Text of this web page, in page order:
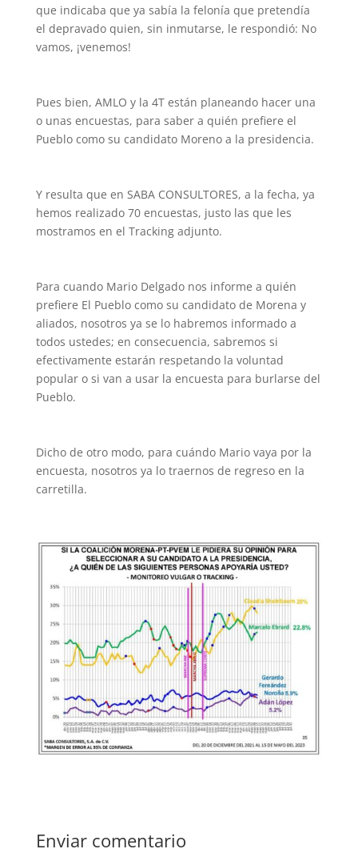
que indicaba que ya sabía la felonía que pretendía
el depravado quien, sin inmutarse, le respondió: No
vamos, ¡venemos!
Pues bien, AMLO y la 4T están planeando hacer una
o unas encuestas, para saber a quién prefiere el
Pueblo como su candidato Moreno a la presidencia.
Y resulta que en SABA CONSULTORES, a la fecha, ya
hemos realizado 70 encuestas, justo las que les
mostramos en el Tracking adjunto.
Para cuando Mario Delgado nos informe a quién
prefiere El Pueblo como su candidato de Morena y
aliados, nosotros ya se lo habremos informado a
todos ustedes; en consecuencia, sabremos si
efectivamente estarán respetando la voluntad
popular o si van a usar la encuesta para burlarse del
Pueblo.
Dicho de otro modo, para cuándo Mario vaya por la
encuesta, nosotros ya lo traernos de regreso en la
carretilla.
Enviar comentario